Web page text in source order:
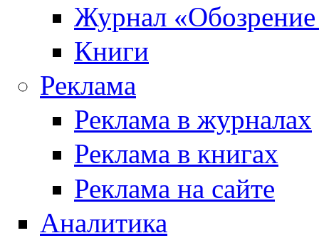
Журнал
Книги
Реклама
Реклама в журналах
Реклама в книгах
Реклама на сайте
Аналитика